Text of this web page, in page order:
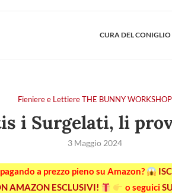
CURA DEL CONIGLIO
Fieniere e Lettiere THE BUNNY WORKSHOP
i Surgelati, li
3 Maggio 2024
a prezzo pieno su Amazon?
AMAZON ESCLUSIVI!
o seguici